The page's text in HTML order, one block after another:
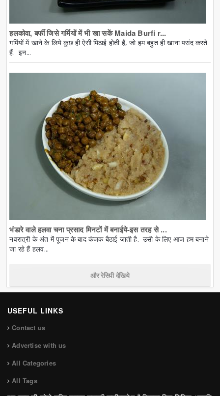
हलकोवा, बर्फी जिसे गर्मियों में भी खा सकें Maida Burfi r...
गर्मियों में खाने के लिये कुछ ही ऐसी मिठाई होती हैं, जो हम बहुत ही खाना पसंद करते
हैं. इन...
भंडारे वाले हलवा चना प्रसाद मिनटों में बनाईये-इस तरह से ...
नवरात्री के अंत में पूजन के बाद कंजक बैठाई जाती है. उसी के लिए आज हम बनाने
जा रहे हैं हलव...
और रेसिपी देखिये
USEFUL LINKS
Contact us
Advertise with us
All Categories
All Tags